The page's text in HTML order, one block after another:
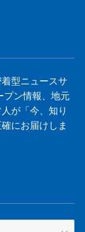
型ニュースサ
プン情報、地元
が「今、知り
にお届けしま